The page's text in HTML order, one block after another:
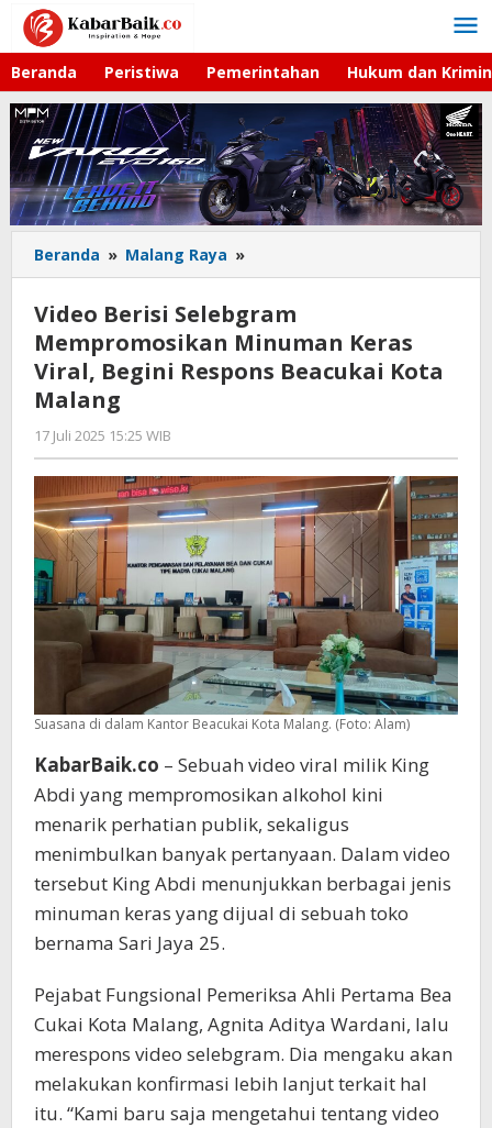
Lewati
konten
Beranda Peristiwa Pemerintahan Hukum dan
Beranda » Malang Raya »
Berisi
Mempromosikan
Minuman
Keras
Beacukai
Kota
Malang
Video Berisi Selebgram
Mempromosikan Minuman Keras
Viral, Begini Respons Beacukai Kota
Malang
17 Juli 2025 15:25 WIB
Faisal
Suasana di dalam Kantor Beacukai Kota Malang. (Foto: Alam)
KabarBaik.co – Sebuah video viral milik King
Abdi yang mempromosikan alkohol kini
menarik perhatian publik, sekaligus
menimbulkan banyak pertanyaan. Dalam video
tersebut King Abdi menunjukkan berbagai jenis
minuman keras yang dijual di sebuah toko
bernama Sari Jaya 25.
Pejabat Fungsional Pemeriksa Ahli Pertama Bea
Cukai Kota Malang, Agnita Aditya Wardani, lalu
merespons video selebgram. Dia mengaku akan
melakukan konfirmasi lebih lanjut terkait hal
itu. “Kami baru saja mengetahui tentang video